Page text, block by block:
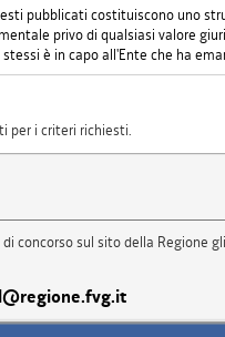
pubblicati costituiscono uno
privo di qualsiasi valore
è in capo all'Ente che ha
per i criteri richiesti.
concorso sul sito della Regione